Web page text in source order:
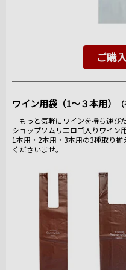
ご購
ワイン用袋（1～３本用）
「もっと気軽にワインを持ち運
ショップソムリエロゴ入りワイン
1本用・2本用・3本用の3種取り
くださいませ。